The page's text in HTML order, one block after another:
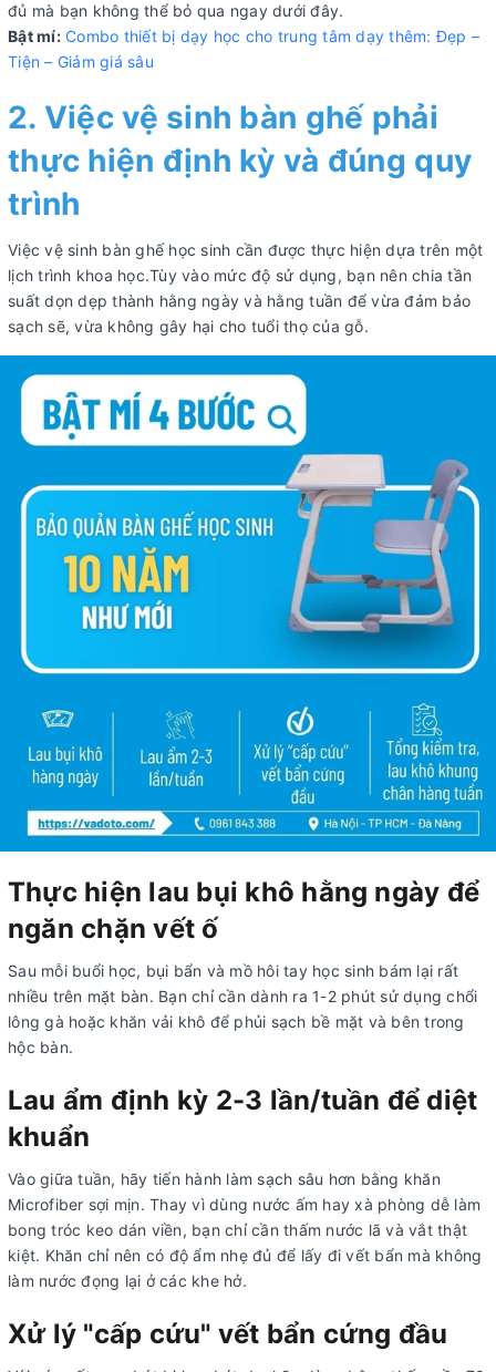
đủ mà bạn không thể bỏ qua ngay dưới đây.
Bật mí: Combo thiết bị dạy học cho trung tâm dạy thêm: Đẹp –
Tiện – Giảm giá sâu
2. Việc vệ sinh bàn ghế phải
thực hiện định kỳ và đúng quy
trình
Việc vệ sinh bàn ghế học sinh cần được thực hiện dựa trên một
lịch trình khoa học.Tùy vào mức độ sử dụng, bạn nên chia tần
suất dọn dẹp thành hằng ngày và hằng tuần để vừa đảm bảo
sạch sẽ, vừa không gây hại cho tuổi thọ của gỗ.
Thực hiện lau bụi khô hằng ngày để
ngăn chặn vết ố
Sau mỗi buổi học, bụi bẩn và mồ hôi tay học sinh bám lại rất
nhiều trên mặt bàn. Bạn chỉ cần dành ra 1-2 phút sử dụng chổi
lông gà hoặc khăn vải khô để phủi sạch bề mặt và bên trong
hộc bàn.
Lau ẩm định kỳ 2-3 lần/tuần để diệt
khuẩn
Vào giữa tuần, hãy tiến hành làm sạch sâu hơn bằng khăn
Microfiber sợi mịn. Thay vì dùng nước ấm hay xà phòng dễ làm
bong tróc keo dán viền, bạn chỉ cần thấm nước lã và vắt thật
kiệt. Khăn chỉ nên có độ ẩm nhẹ đủ để lấy đi vết bẩn mà không
làm nước đọng lại ở các khe hở.
Xử lý "cấp cứu" vết bẩn cứng đầu